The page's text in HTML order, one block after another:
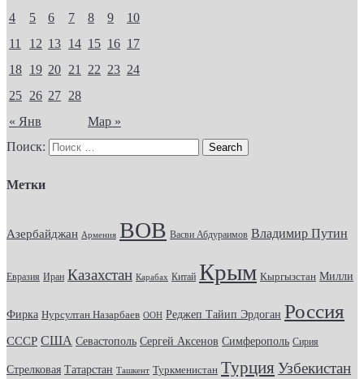
« Янв Мар »
4
5 6 7 8 9
10
11
12 13 14 15 16 17
18 19 20 21 22 23 24
25 26 27 28
Поиск:
Метки
Азербайджан Армения ВОВ Васви Абдураимов Владимир Путин
Евразия Иран Казахстан Карабах Китай Крым Кыргызстан Милли
Фирка Нурсултан Назарбаев ООН Реджеп Тайип Эрдоган Россия
СССР США Севастополь Сергей Аксенов Симферополь Сирия
Стрелковая Татарстан Ташкент Туркменистан Турция Узбекистан